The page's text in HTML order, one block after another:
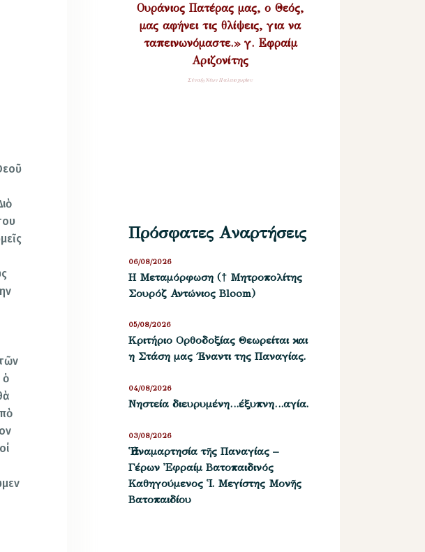
ὁ
Ουράνιος Πατέρας μας, ο Θεός,
μας αφήνει τις θλίψεις, για να
ταπεινωνόμαστε.» γ. Εφραίμ
Αριζονίτης
Σύναξη Νέων Παλαιοχωρίου
Πρόσφατες Αναρτήσεις
Η Μεταμόρφωση († Μητροπολίτης
Σουρόζ Αντώνιος Bloom)
06/08/2026
Kριτήριο Oρθοδοξίας Θεωρείται και
η Στάση μας ΄Εναντι της Παναγίας.
05/08/2026
Νηστεία διευρυμένη…έξυπνη…αγία.
04/08/2026
Ἡ ἀναμαρτησία τῆς Παναγίας –
Γέρων Ἐφραίμ Βατοπαιδινός
Καθηγούμενος Ἱ. Μεγίστης Μονῆς
Βατοπαιδίου
03/08/2026